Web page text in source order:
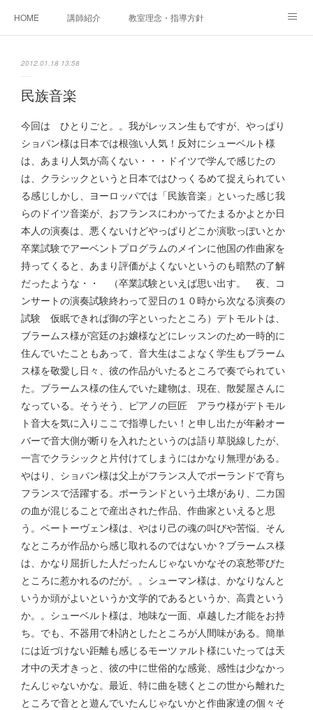
HOME 講師紹介 教室理念・指導方針
ご相談・体験レッスンお申し込み
アクセス 演奏スケジュール
2012.01.18 13:58
民族音楽
今回は ひとりごと。。我がレッスン生もですが、やっぱり
ショパン様は日本では根強い人気！反対にシューベルト様
は、あまり人気が高くない・・・ドイツで学んで感じたの
は、クラシックというと日本ではひっくるめて捉えられてい
る感じしかし、ヨーロッパでは「民族音楽」といった感じ我
らのドイツ音楽が、おフランスにわかってたまるかよとか日
本人の演奏は、悪くないけどやっぱりどこか演歌っぽいとか
卒業試験でアーベントプログラムのメインに他国の作曲家を
持ってくると、あまり評価がよくないというのも暗黙の了解
だったような・・ （卒業試験といえば思い出す。 夜、コ
ンサートの演奏試験終わって翌日の１０時から次なる演奏の
試験 仮眠できれば御の字といったところ）デトモルトは、
ブラームス様が宮廷のお嬢様などにレッスンのため一時的に
住んでいたこともあって、音大生はこよなく学生もブラーム
ス様を敬愛し日々、彼の作品がいたるところで奏でられてい
た。ブラームス様の住んでいた建物は、現在、散髪屋さんに
なっている。そうそう、ピアノの巨匠 アラウ様がデトモル
ト音大を気に入りここで指導したい！と申し出たが年齢オー
バーで音大側が断りを入れたというのは語り草脱線したが、
一言でクラシックと片付けてしまうにはかなり無理がある。
やはり、ショパン様は父上がフランス人でポーランドで育ち
フランスで活躍する。ポーランドという土壌があり、二カ国
の血が混じることで産出された作品、作曲家といえると思
う。ベートーヴェン様は、やはり己の魂の叫びや苦悩、そん
なところが作品から感じ取れるのではないか？ブラームス様
は、かなり屈折した人だったんじゃないかなその哀愁帯びた
ところに惹かれるのだが。。シューマン様は、かなりなんと
いうか頭がよいというか文学的であるというか、高貴という
か。。シューベルト様は、地味な一面、卓越した才能をお持
ち。でも、不器用で朴訥としたところが人間味がある。簡単
には近づけない距離も感じるモーツァルト様にいたっては天
才中の天才きっと、彼の中に世俗的な感覚、感性は少なかっ
たんじゃないかな。最近、特に曲を聴くとこの世から離れた
ところで音とと遊んでいたんじゃないかと作曲家達の個々そ